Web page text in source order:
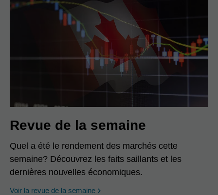
Revue de la semaine
Quel a été le rendement des marchés cette
semaine? Découvrez les faits saillants et les
dernières nouvelles économiques.
Voir la revue de la semaine